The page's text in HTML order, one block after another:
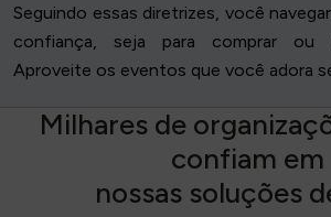
Seguindo essas diretrizes, você
confiança, seja para comprar ou
Aproveite os eventos que você adora
Milhares de organizaç
confiam em
nossas soluções d